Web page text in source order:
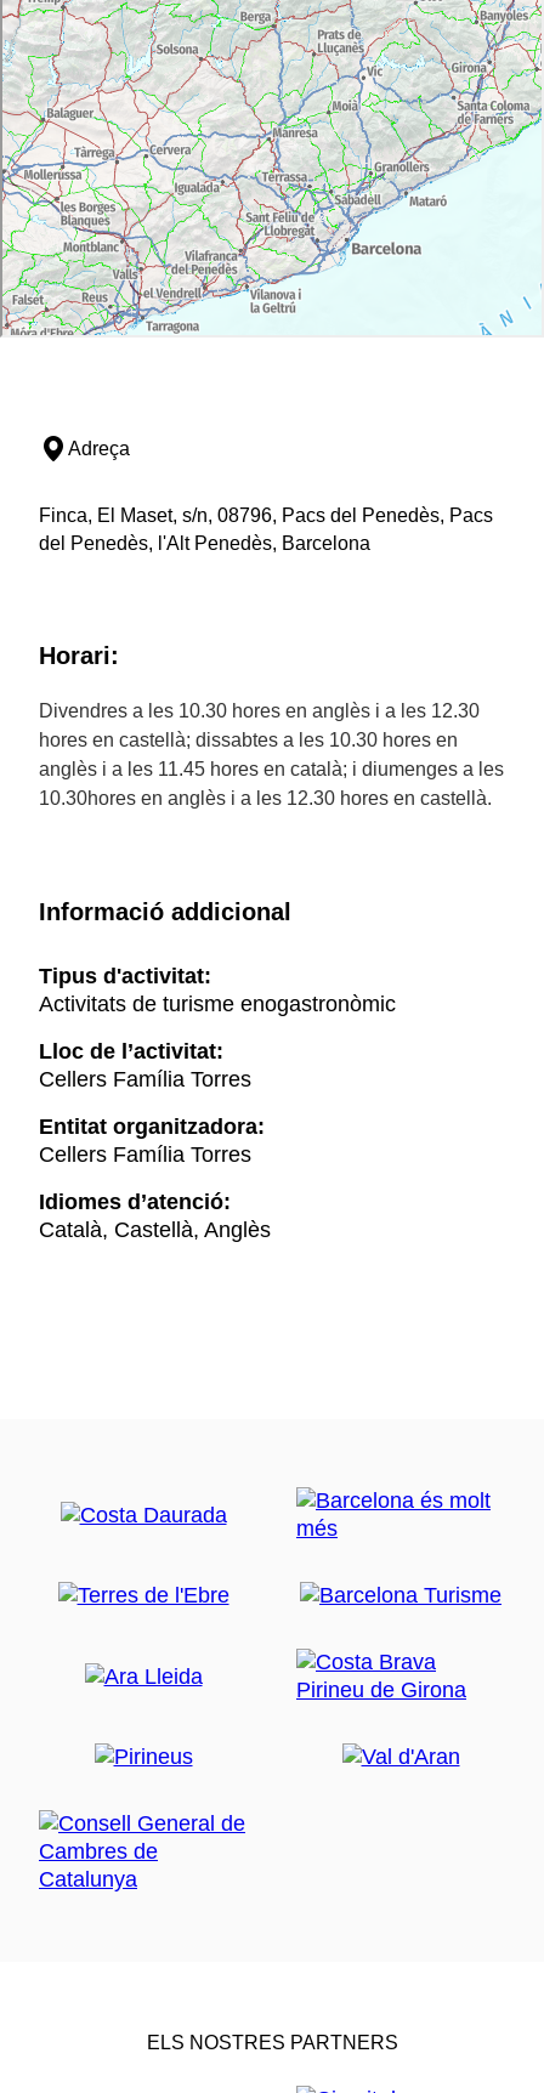
Adreça
Finca, El Maset, s/n, 08796, Pacs del Penedès, Pacs
del Penedès, l'Alt Penedès, Barcelona
Horari:
Divendres a les 10.30 hores en anglès i a les 12.30
hores en castellà; dissabtes a les 10.30 hores en
anglès i a les 11.45 hores en català; i diumenges a les
10.30hores en anglès i a les 12.30 hores en castellà.
Informació addicional
Tipus d'activitat:
Activitats de turisme enogastronòmic
Lloc de l’activitat:
Cellers Família Torres
Entitat organitzadora:
Cellers Família Torres
Idiomes d’atenció:
Català, Castellà, Anglès
ELS NOSTRES PARTNERS